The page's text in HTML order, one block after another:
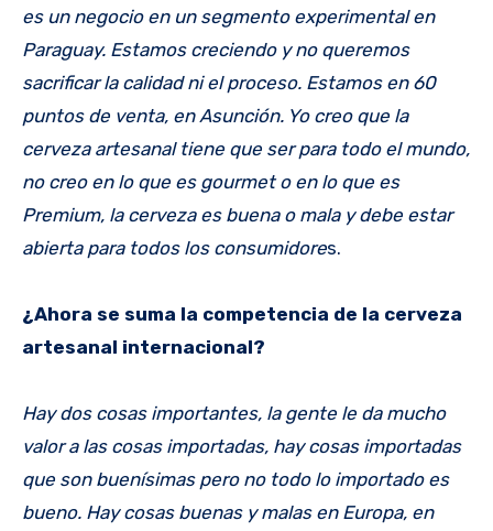
es un negocio en un segmento experimental en
Paraguay. Estamos creciendo y no queremos
sacrificar la calidad ni el proceso. Estamos en 60
puntos de venta, en Asunción. Yo creo que la
cerveza artesanal tiene que ser para todo el mundo,
no creo en lo que es gourmet o en lo que es
Premium, la cerveza es buena o mala y debe estar
abierta para todos los consumidores.
¿Ahora se suma la competencia de la cerveza
artesanal internacional?
Hay dos cosas importantes, la gente le da mucho
valor a las cosas importadas, hay cosas importadas
que son buenísimas pero no todo lo importado es
bueno. Hay cosas buenas y malas en Europa, en